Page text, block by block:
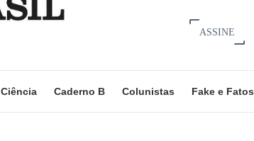
ASSINE
Ciência Caderno B Colunistas Fake e Fatos